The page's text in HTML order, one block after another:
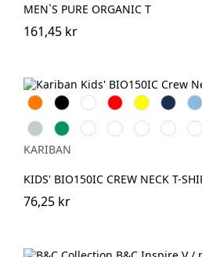
MEN`S PURE ORGANIC T
161,45 kr
Orange
Svart Vit Röd Gul Navy Sky
Sage Kelly
Green
Oxford
Grey
Light
Royal
Pale
Pink
Wine
KARIBAN
KIDS' BIO150IC CREW NECK T-
76,25 kr